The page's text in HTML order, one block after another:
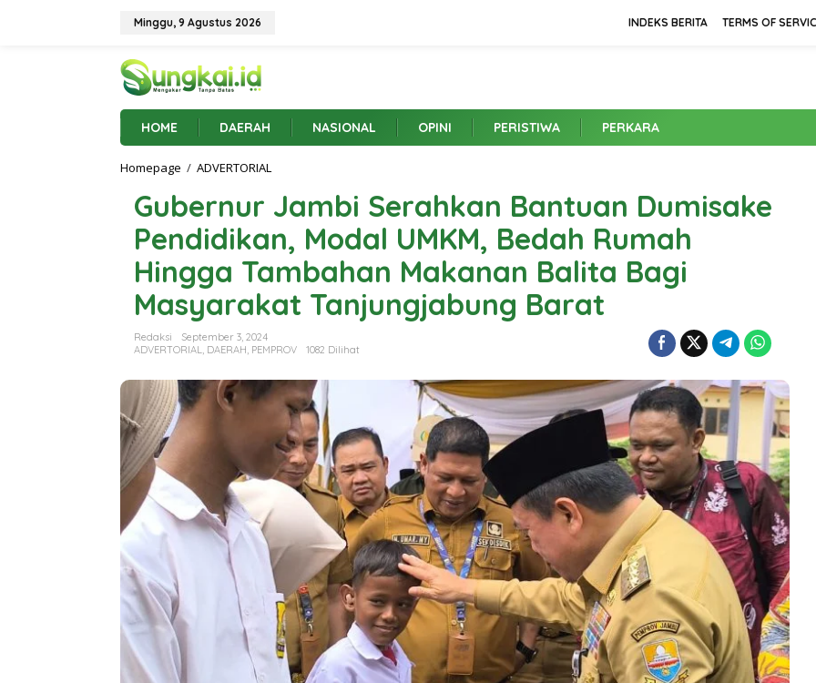
Minggu, 9 Agustus 2026 INDEKS BERITA TERMS OF
HOME DAERAH NASIONAL OPINI PERISTIWA PERKARA
Homepage / ADVERTORIAL
e
r
n
u
r
J
a
b
S
e
a
h
a
B
a
n
u
a
n
D
u
m
Gubernur Jambi Serahkan Bantuan Dumisake
Pendidikan, Modal UMKM, Bedah Rumah
Hingga Tambahan Makanan Balita Bagi
Masyarakat Tanjungjabung Barat
Redaksi
September 3, 2024
ADVERTORIAL, DAERAH, PEMPROV 1082 Dilihat